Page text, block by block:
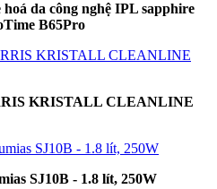
da công nghệ IPL sapphire
B65Pro
KRISTALL CLEANLINE
SJ10B - 1.8 lít, 250W